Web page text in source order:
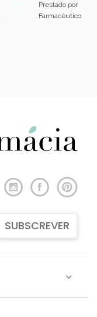
Prestado por
Farmacêutico
SUBSCREVER